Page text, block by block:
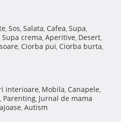
, Sos, Salata, Cafea, Supa,
Supa crema, Aperitive, Desert,
, Ciorba pui, Ciorba burta,
interioare, Mobila, Canapele,
, Parenting, Jurnal de mama
, Autism